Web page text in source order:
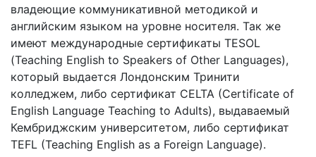
владеющие коммуникативной методикой и
английским языком на уровне носителя. Так же
имеют международные сертификаты TESOL
(Teaching English to Speakers of Other Languages),
который выдается Лондонским Тринити
колледжем, либо сертификат CELTA (Certificate of
English Language Teaching to Adults), выдаваемый
Кембриджским университетом, либо сертификат
TEFL (Teaching English as a Foreign Language).